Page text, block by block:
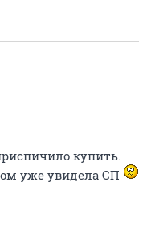
купить.
уже увидела СП